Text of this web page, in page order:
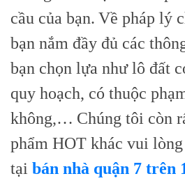
cầu của bạn. Về pháp lý
bạn nắm đầy đủ các
bạn chọn lựa như lô đất
quy hoạch, có thuộc
không,… Chúng tôi còn
phẩm HOT khác vui
tại bán nhà quận 7 trên